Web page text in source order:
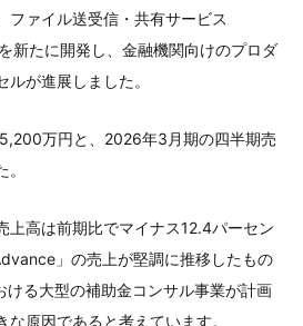
ファイル送受信・共有サービス
新たに開発し、金融機関向けのプロダ
が進展しました。
万円と、2026年3月期の四半期売
上高は前期比でマイナス12.4パーセン
」の売上が堅調に推移したもの
る大型の補助金コンサル事業が計画
原因であると考えています。